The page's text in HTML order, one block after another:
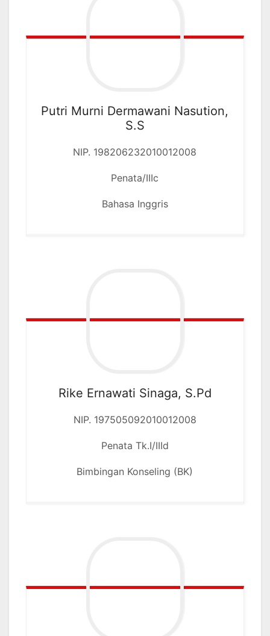
Putri Murni Dermawani Nasution,
S.S
NIP. 198206232010012008
Penata/IIIc
Bahasa Inggris
Rike Ernawati Sinaga, S.Pd
NIP. 197505092010012008
Penata Tk.I/IIId
Bimbingan Konseling (BK)